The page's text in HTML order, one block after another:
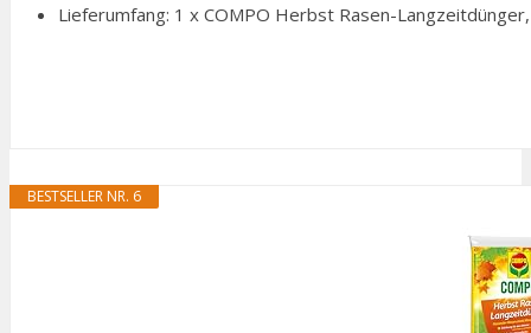
Lieferumfang: 1 x COMPO Herbst Rasen-
BESTSELLER NR. 6